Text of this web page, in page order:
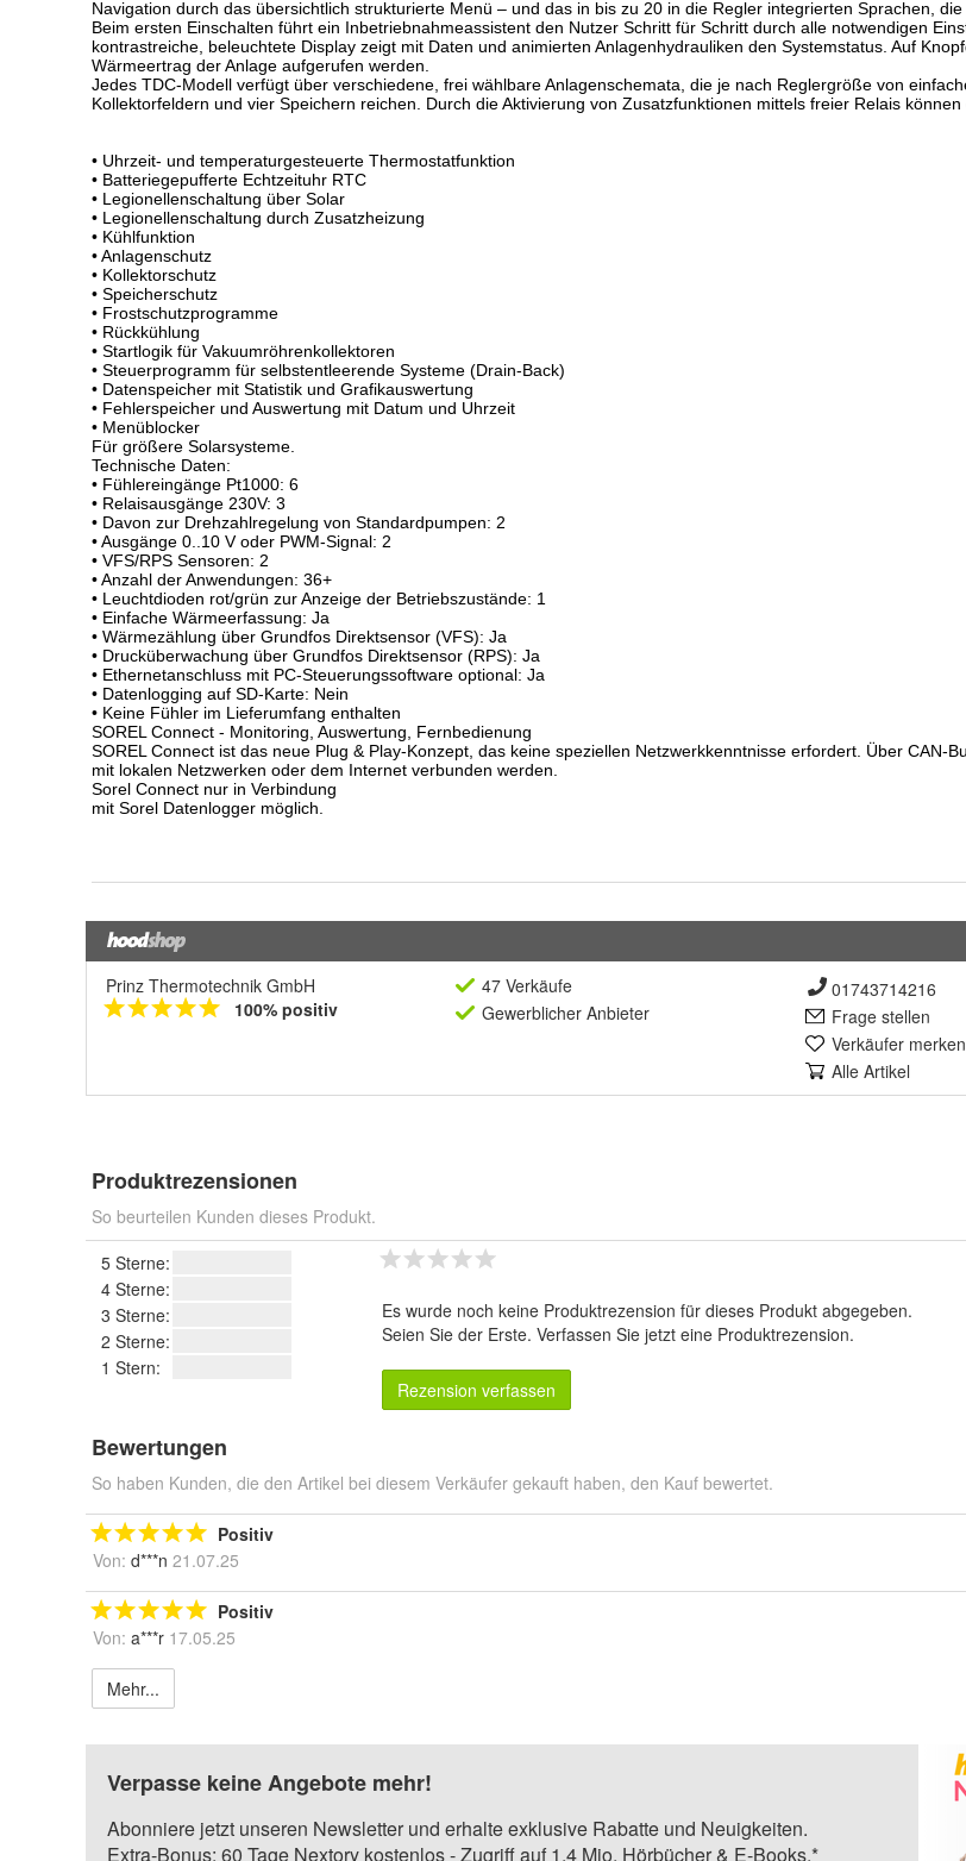
Prinz Thermotechnik GmbH
100% positiv
47 Verkäufe
Gewerblicher Anbieter
01743714216
Frage stellen
Verkäufer merken
Alle Artikel
Produktrezensionen
So beurteilen Kunden dieses Produkt.
5 Sterne:
4 Sterne:
3 Sterne:
2 Sterne:
1 Stern:
Es wurde noch keine Produktrezension für dieses Produkt abgegeben.
Seien Sie der Erste. Verfassen Sie jetzt eine Produktrezension.
Rezension verfassen
Bewertungen
So haben Kunden, die den Artikel bei diesem Verkäufer gekauft haben, den Kauf bewertet.
Positiv
Von: d***n 21.07.25
Positiv
Von: a***r 17.05.25
Mehr...
Verpasse keine Angebote mehr!
Abonniere jetzt unseren Newsletter und erhalte exklusive Rabatte und Neuigkeiten.
Extra-Bonus: 60 Tage Nextory kostenlos - Zugriff auf 1,4 Mio. Hörbücher & E-Books.*